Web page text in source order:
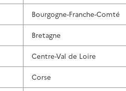
Bourgogne-Franche-Comté
Bretagne
Centre-Val de Loire
Corse